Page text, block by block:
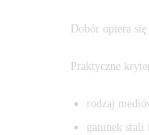
Dobór opiera
Praktyczne
rodzaj
gatunek stali